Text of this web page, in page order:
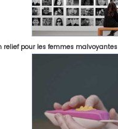
relief pour les femmes malvoyantes